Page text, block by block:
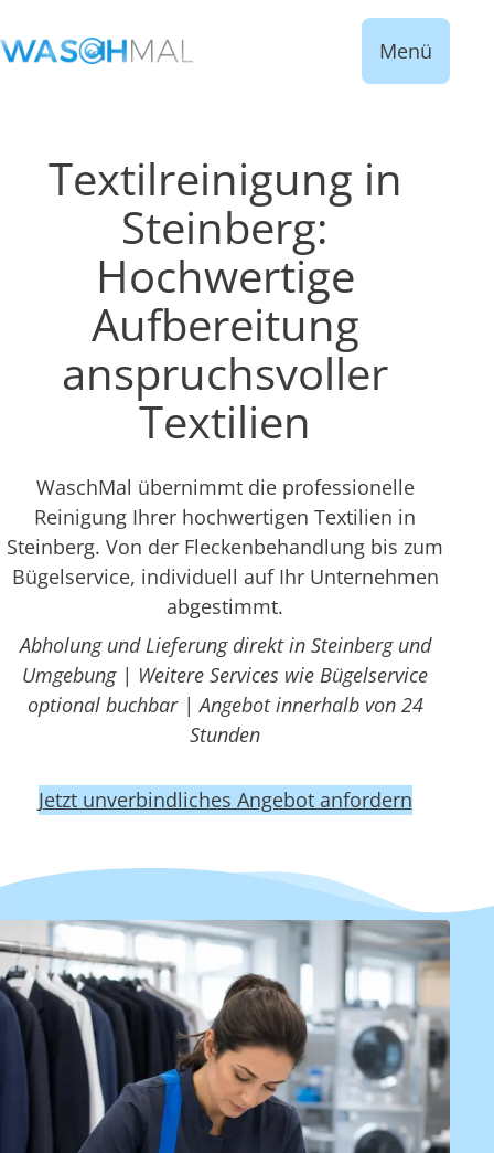
Menü
Textilreinigung in
Steinberg:
Hochwertige
Aufbereitung
anspruchsvoller
Textilien
WaschMal übernimmt die professionelle
Reinigung Ihrer hochwertigen Textilien in
Steinberg. Von der Fleckenbehandlung bis zum
Bügelservice, individuell auf Ihr Unternehmen
abgestimmt.
Abholung und Lieferung direkt in Steinberg und
Umgebung | Weitere Services wie Bügelservice
optional buchbar | Angebot innerhalb von 24
Stunden
Jetzt unverbindliches Angebot anfordern